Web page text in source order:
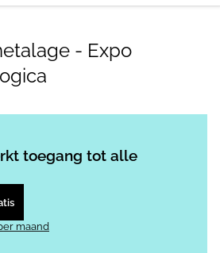
- Expo
toegang tot alle
maand